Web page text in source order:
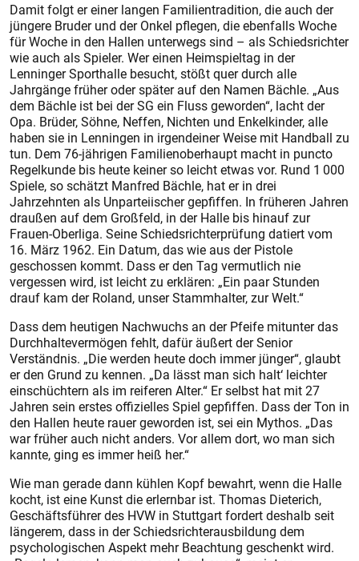
Damit folgt er einer langen Familientradition, die auch der
jüngere Bruder und der Onkel pflegen, die ebenfalls Woche
für Woche in den Hallen unterwegs sind – als Schiedsrichter
wie auch als Spieler. Wer einen Heimspieltag in der
Lenninger Sporthalle besucht, stößt quer durch alle
Jahrgänge früher oder später auf den Namen Bächle. „Aus
dem Bächle ist bei der SG ein Fluss geworden“, lacht der
Opa. Brüder, Söhne, Neffen, Nichten und Enkelkinder, alle
haben sie in Lenningen in irgendeiner Weise mit Handball zu
tun. Dem 76-jährigen Familienoberhaupt macht in puncto
Regelkunde bis heute keiner so leicht etwas vor. Rund 1 000
Spiele, so schätzt Manfred Bächle, hat er in drei
Jahrzehnten als Unparteiischer gepfiffen. In früheren Jahren
draußen auf dem Großfeld, in der Halle bis hinauf zur
Frauen-Oberliga. Seine Schiedsrichterprüfung datiert vom
16. März 1962. Ein Datum, das wie aus der Pistole
geschossen kommt. Dass er den Tag vermutlich nie
vergessen wird, ist leicht zu erklären: „Ein paar Stunden
drauf kam der Roland, unser Stammhalter, zur Welt.“
Dass dem heutigen Nachwuchs an der Pfeife mitunter das
Durchhaltevermögen fehlt, dafür äußert der Senior
Verständnis. „Die werden heute doch immer jünger“, glaubt
er den Grund zu kennen. „Da lässt man sich halt‘ leichter
einschüchtern als im reiferen Alter.“ Er selbst hat mit 27
Jahren sein erstes offizielles Spiel gepfiffen. Dass der Ton in
den Hallen heute rauer geworden ist, sei ein Mythos. „Das
war früher auch nicht anders. Vor allem dort, wo man sich
kannte, ging es immer heiß her.“
Wie man gerade dann kühlen Kopf bewahrt, wenn die Halle
kocht, ist eine Kunst die erlernbar ist. Thomas Dieterich,
Geschäftsführer des HVW in Stuttgart fordert deshalb seit
längerem, dass in der Schiedsrichterausbildung dem
psychologischen Aspekt mehr Beachtung geschenkt wird.